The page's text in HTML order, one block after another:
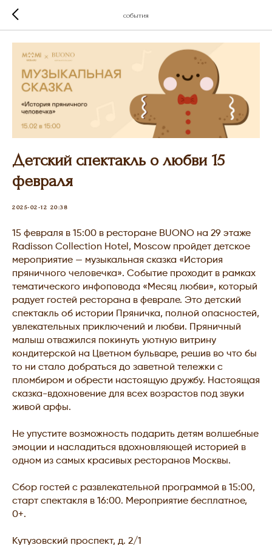
события
Детский спектакль о любви 15
февраля
2025-02-12 20:38
15 февраля в 15:00 в ресторане BUONO на 29 этаже
Radisson Collection Hotel, Moscow пройдет детское
мероприятие — музыкальная сказка «История
пряничного человечка». Событие проходит в рамках
тематического инфоповода «Месяц любви», который
радует гостей ресторана в феврале. Это детский
спектакль об истории Пряничка, полной опасностей,
увлекательных приключений и любви. Пряничный
малыш отважился покинуть уютную витрину
кондитерской на Цветном бульваре, решив во что бы
то ни стало добраться до заветной тележки с
пломбиром и обрести настоящую дружбу. Настоящая
сказка-вдохновение для всех возрастов под звуки
живой арфы.
Не упустите возможность подарить детям волшебные
эмоции и насладиться вдохновляющей историей в
одном из самых красивых ресторанов Москвы.
Сбор гостей с развлекательной программой в 15:00,
старт спектакля в 16:00. Мероприятие бесплатное,
0+.
Кутузовский проспект, д. 2/1